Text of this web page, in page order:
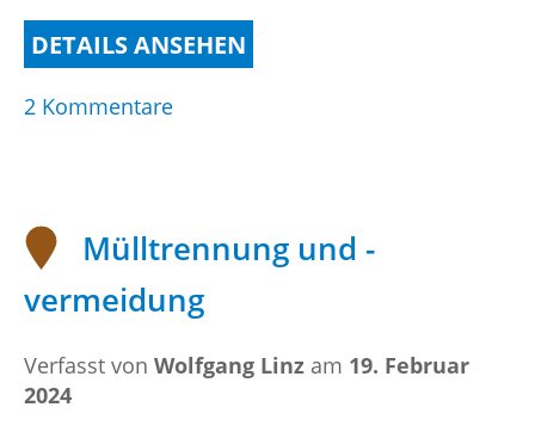
DETAILS ANSEHEN
2 Kommentarezu
z.B.
dem
zum
Mülltrennung und -
vermeidung
Verfasst von Wolfgang Linz am 19. Februar
2024